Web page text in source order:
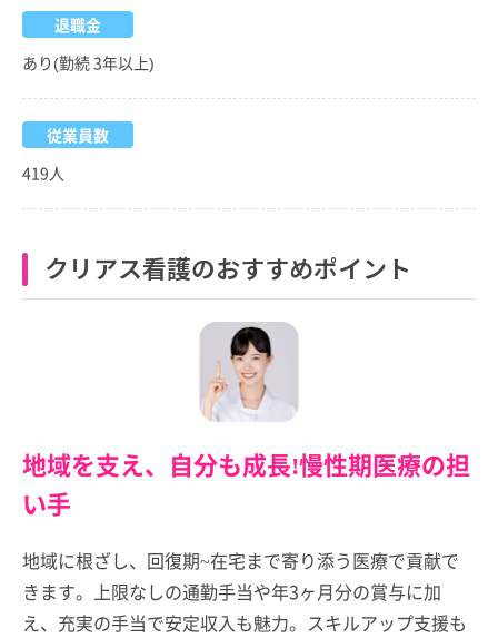
退職金
あり(勤続 3年以上)
従業員数
419人
クリアス看護のおすすめポイント
地域を支え、自分も成長!慢性期医療の担
い手
地域に根ざし、回復期~在宅まで寄り添う医療で貢献で
きます。上限なしの通勤手当や年3ヶ月分の賞与に加
え、充実の手当で安定収入も魅力。スキルアップ支援も